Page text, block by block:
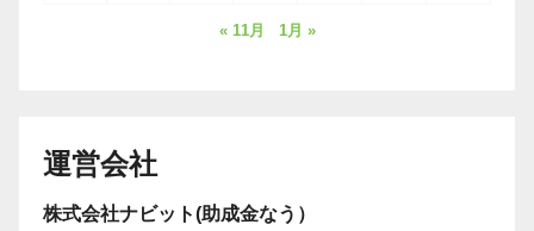
« 11月 1月 »
運営会社
株式会社ナビット(助成金なう）